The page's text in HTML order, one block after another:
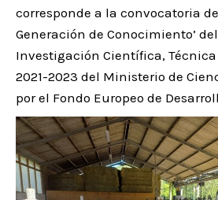
corresponde a la convocatoria de
Generación de Conocimiento’
Investigación Científica,
2021-2023 del Ministerio de
por el Fondo Europeo de